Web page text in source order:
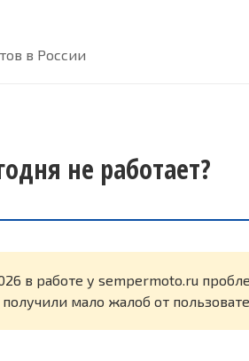
в России
не работает?
в работе у sempermoto.ru
получили мало жалоб от